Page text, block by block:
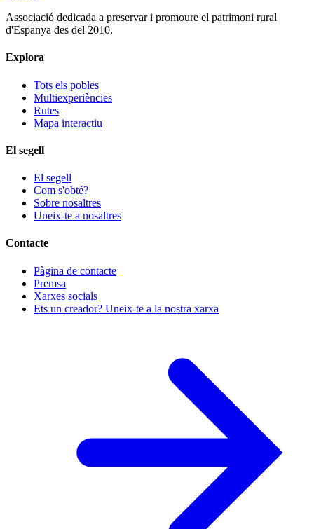
Associació dedicada a preservar i promoure el patrimoni rural
d'Espanya des del 2010.
Explora
Tots els pobles
Multiexperiències
Rutes
Mapa interactiu
El segell
El segell
Com s'obté?
Sobre nosaltres
Uneix-te a nosaltres
Contacte
Pàgina de contacte
Premsa
Xarxes socials
Ets un creador? Uneix-te a la nostra xarxa